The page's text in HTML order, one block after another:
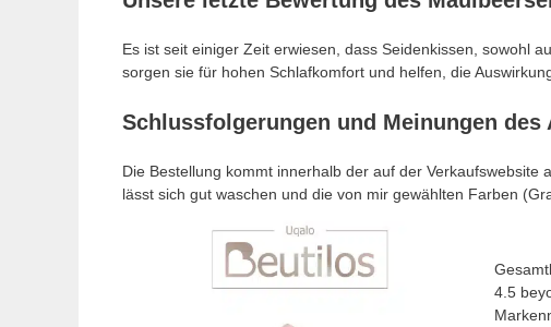
Es ist seit einiger Zeit erwiesen, dass Seidenkissen, sowohl
sorgen sie für hohen Schlafkomfort und helfen, die
Schlussfolgerungen und Meinungen
Die Bestellung kommt innerhalb der auf der
lässt sich gut waschen und die von mir gewählten Farben
4.5